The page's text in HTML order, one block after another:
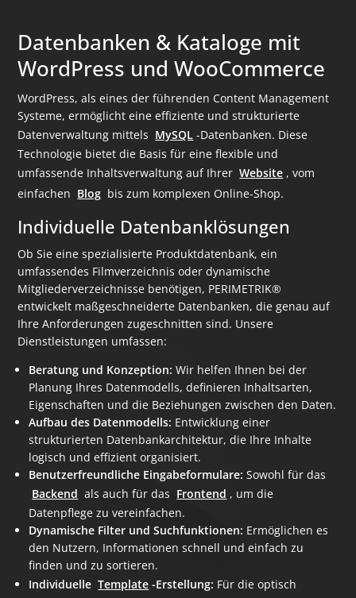
Datenbanken & Kataloge mit
WordPress und WooCommerce
WordPress, als eines der führenden Content Management
Systeme, ermöglicht eine effiziente und strukturierte
Datenverwaltung mittels MySQL -Datenbanken. Diese
Technologie bietet die Basis für eine flexible und
umfassende Inhaltsverwaltung auf Ihrer Website , vom
einfachen Blog bis zum komplexen Online-Shop.
Individuelle Datenbanklösungen
Ob Sie eine spezialisierte Produktdatenbank, ein
umfassendes Filmverzeichnis oder dynamische
Mitgliederverzeichnisse benötigen, PERIMETRIK®
entwickelt maßgeschneiderte Datenbanken, die genau auf
Ihre Anforderungen zugeschnitten sind. Unsere
Dienstleistungen umfassen:
Beratung und Konzeption: Wir helfen Ihnen bei der
Planung Ihres Datenmodells, definieren Inhaltsarten,
Eigenschaften und die Beziehungen zwischen den Daten.
Aufbau des Datenmodells: Entwicklung einer
strukturierten Datenbankarchitektur, die Ihre Inhalte
logisch und effizient organisiert.
Benutzerfreundliche Eingabeformulare: Sowohl für das
Backend als auch für das Frontend , um die
Datenpflege zu vereinfachen.
Dynamische Filter und Suchfunktionen: Ermöglichen es
den Nutzern, Informationen schnell und einfach zu
finden und zu sortieren.
Individuelle Template -Erstellung: Für die optisch